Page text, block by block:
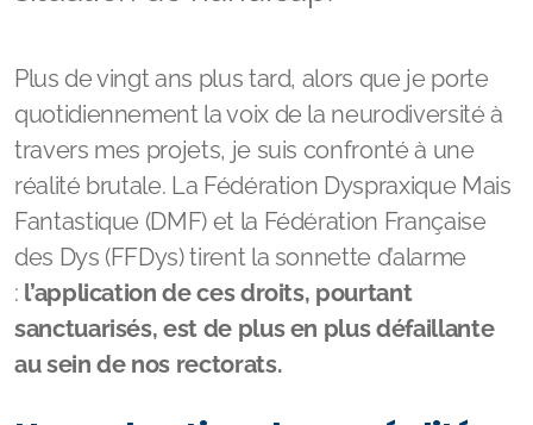
quotidiennement la voix de la neurodiversité à
travers mes projets, je suis confronté à une
réalité brutale. La Fédération Dyspraxique Mais
Fantastique (DMF) et la Fédération Française
des Dys (FFDys) tirent la sonnette d’alarme
:l’application de ces droits, pourtant
sanctuarisés, est de plus en plus défaillante
au sein de nos rectorats.